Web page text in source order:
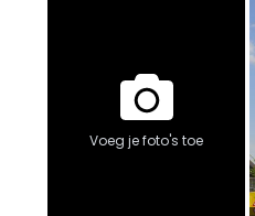
Voeg je foto's toe